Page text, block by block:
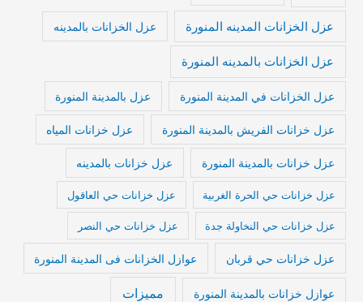
عزل الخزانات المدينه المنورة عزل الخزانات بالمدينه
عزل الخزانات بالمدينه المنورة
عزل الخزانات في المدينة المنورة عزل بالمدينة المنورة
عزل خزانات الفريش بالمدينة المنورة عزل خزانات المياه
عزل خزانات بالمدينة المنورة عزل خزانات بالمدينه
عزل خزانات حي الحرة الغربية عزل خزانات حي العاقول
عزل خزانات حي النخاولة جدة عزل خزانات حي النصر
عزل خزانات حي قربان عوازل الخزانات فى المدينة المنورة
عوازل خزانات بالمدينة المنورة مميزات